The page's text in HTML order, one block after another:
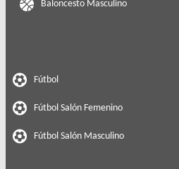
Baloncesto Masculino
Fútbol
Fútbol Salón Femenino
Fútbol Salón Masculino